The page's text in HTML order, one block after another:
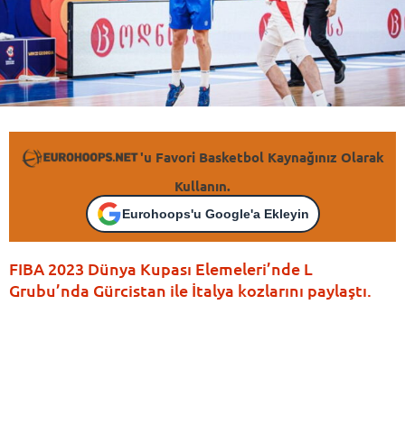
'u Favori Basketbol Kaynağınız Olarak
Kullanın.
Eurohoops'u Google'a Ekleyin
FIBA 2023 Dünya Kupası Elemeleri’nde L
Grubu’nda Gürcistan ile İtalya kozlarını paylaştı.